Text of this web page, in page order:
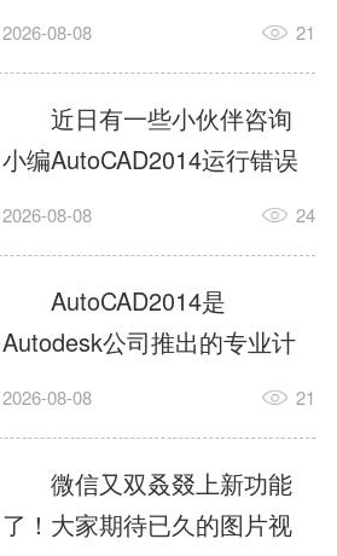
填充?今日为你们带来的文章
用图案填充的内容，还有不
清楚小伙伴和小编一起去学
习一下吧。1.打开
AutoCAD2014这款软件，进
入AutoCAD2014的操作界
面，如图所示：2.在该界面内
找到矩形选项，如图所示：3.
点击矩...
2026-08-08 21
近日有一些小伙伴咨询
小编AutoCAD2014运行错误
怎么办?下面就为大家带来了
办的解决方法，有需要的小
伙伴可以来了解了解哦。1.打
开控制面板，选择
AutodeskAutoCAD2014。2.
等AutodeskAutoCAD2014的
安装程序加载完毕。3.选择添
加/...
2026-08-08 24
AutoCAD2014是
Autodesk公司推出的专业计
算机辅助设计（CAD）软
子、建筑、服装等多个工程
与设计领域。作为行业标准
工具之一，它提供了强大的
2026-08-08 21
微信又双叒叕上新功能
了！大家期待已久的图片视